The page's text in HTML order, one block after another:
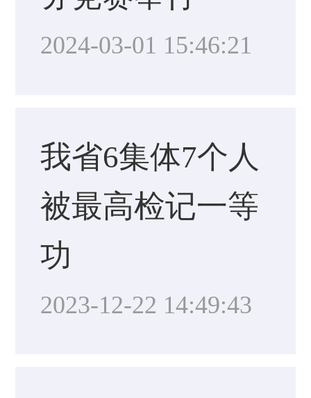
2024-03-01 15:46:21
我省6集体7个人
被最高检记一等
功
2023-12-22 14:49:43